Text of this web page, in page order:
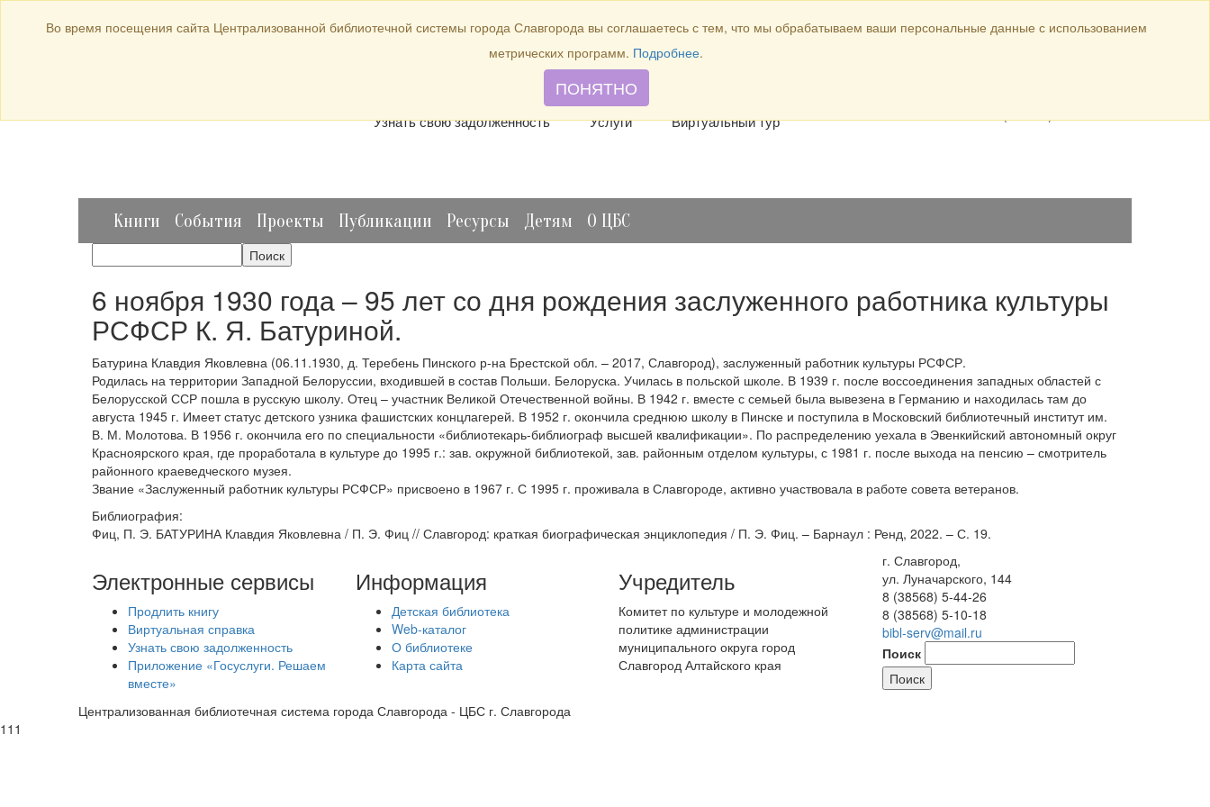
bibl-serv@mail.ru
Отзывы и предложения
Узнать свою задолженность Услуги Виртуальный тур
Официальные материалы
Книги События Проекты Публикации Ресурсы Детям О ЦБС
6 ноября 1930 года – 95 лет со дня рождения заслуженного работника культуры
РСФСР К. Я. Батуриной.
Батурина Клавдия Яковлевна (06.11.1930, д. Теребень Пинского р-на Брестской обл. – 2017, Славгород), заслуженный работник культуры РСФСР.
Родилась на территории Западной Белоруссии, входившей в состав Польши. Белоруска. Училась в польской школе. В 1939 г. после воссоединения западных областей с
Белорусской ССР пошла в русскую школу. Отец – участник Великой Отечественной войны. В 1942 г. вместе с семьей была вывезена в Германию и находилась там до
августа 1945 г. Имеет статус детского узника фашистских концлагерей. В 1952 г. окончила среднюю школу в Пинске и поступила в Московский библиотечный институт им.
В. М. Молотова. В 1956 г. окончила его по специальности «библиотекарь-библиограф высшей квалификации». По распределению уехала в Эвенкийский автономный округ
Красноярского края, где проработала в культуре до 1995 г.: зав. окружной библиотекой, зав. районным отделом культуры, с 1981 г. после выхода на пенсию – смотритель
районного краеведческого музея.
Звание «Заслуженный работник культуры РСФСР» присвоено в 1967 г. С 1995 г. проживала в Славгороде, активно участвовала в работе совета ветеранов.
Библиография:
Фиц, П. Э. БАТУРИНА Клавдия Яковлевна / П. Э. Фиц // Славгород: краткая биографическая энциклопедия / П. Э. Фиц. – Барнаул : Ренд, 2022. – С. 19.
Электронные сервисы
Продлить книгу
Виртуальная справка
Узнать свою задолженность
Приложение «Госуслуги. Решаем
вместе»
Информация
Детская библиотека
Web-каталог
О библиотеке
Карта сайта
Учредитель
Комитет по культуре и молодежной
политике администрации
муниципального округа город
Славгород Алтайского края
г. Славгород,
ул. Луначарского, 144
8 (38568) 5-44-26
8 (38568) 5-10-18
bibl-serv@mail.ru
Поиск
Централизованная библиотечная система города Славгорода - ЦБС г. Славгорода
111
Во время посещения сайта Централизованной библиотечной системы города Славгорода вы соглашаетесь с тем, что мы обрабатываем ваши персональные данные с использованием
метрических программ. Подробнее.
ПОНЯТНО